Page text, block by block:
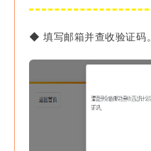
◆填写邮箱并查收验证码。